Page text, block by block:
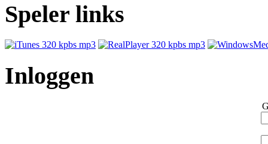
Speler links
Inloggen